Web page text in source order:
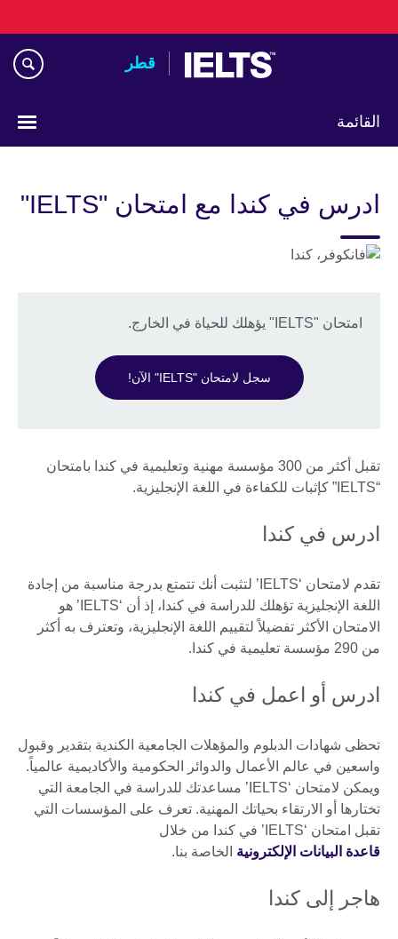
to
قطر
القائمة
ادرس في كندا مع امتحان "IELTS"
امتحان "IELTS" يؤهلك للحياة في الخارج.
سجل لامتحان "IELTS" الآن!
تقبل أكثر من 300 مؤسسة مهنية وتعليمية في كندا بامتحان
“IELTS” كإثبات للكفاءة في اللغة الإنجليزية.
ادرس في كندا
تقدم لامتحان ‘IELTS’ لتثبت أنك تتمتع بدرجة مناسبة من إجادة
اللغة الإنجليزية تؤهلك للدراسة في كندا، إذ أن ‘IELTS’ هو
الامتحان الأكثر تفضيلاً لتقييم اللغة الإنجليزية، وتعترف به أكثر
من 290 مؤسسة تعليمية في كندا.
ادرس أو اعمل في كندا
تحظى شهادات الدبلوم والمؤهلات الجامعية الكندية بتقدير وقبول
واسعين في عالم الأعمال والدوائر الحكومية والأكاديمية عالمياً.
ويمكن لامتحان ‘IELTS’ مساعدتك للدراسة في الجامعة التي
تختارها أو الارتقاء بحياتك المهنية. تعرف على المؤسسات التي
تقبل امتحان ‘IELTS’ في كندا من خلال
قاعدة البيانات الإلكترونية الخاصة بنا.
هاجر إلى كندا